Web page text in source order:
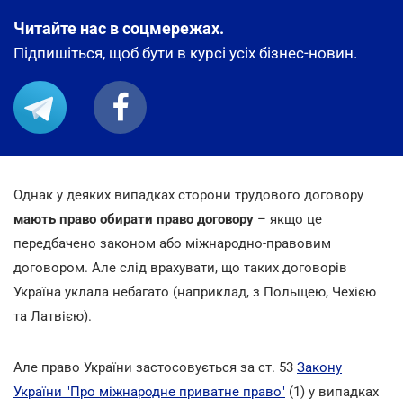
Читайте нас в соцмережах.
Підпишіться, щоб бути в курсі усіх бізнес-новин.
Однак у деяких випадках сторони трудового договору
мають право обирати право договору – якщо це
передбачено законом або міжнародно-правовим
договором. Але слід врахувати, що таких договорів
Україна уклала небагато (наприклад, з Польщею, Чехією
та Латвією).
Але право України застосовується за ст. 53 Закону
України "Про міжнародне приватне право" (1) у випадках